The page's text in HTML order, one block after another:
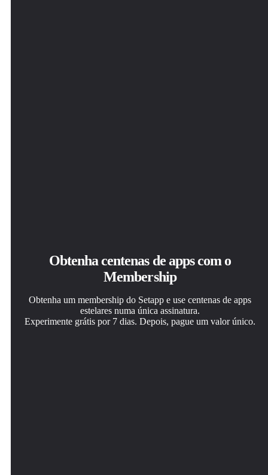
Obtenha centenas de apps com o
Membership
Obtenha um membership do Setapp e use centenas de apps
estelares numa única assinatura.
Experimente grátis por 7 dias. Depois, pague um valor único.